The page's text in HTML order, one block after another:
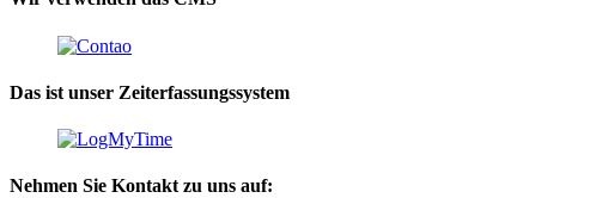
Das ist unser Zeiterfassungssystem
Nehmen Sie Kontakt zu uns auf: